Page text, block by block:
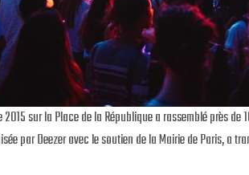
2015 sur la Place de la République a rassemblé près
par Deezer avec le soutien de la Mairie de Paris, a